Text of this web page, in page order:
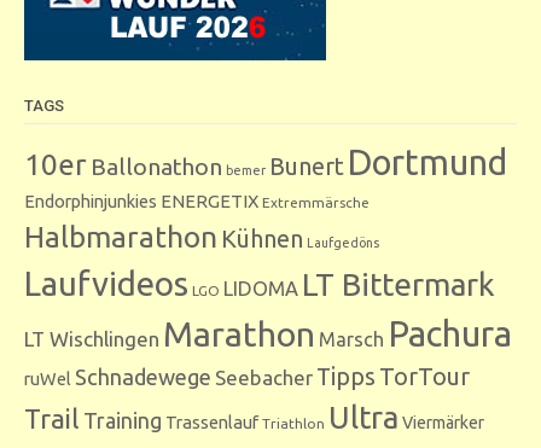
TAGS
10er Ballonathon bemer Bunert Dortmund
Endorphinjunkies ENERGETIX Extremmärsche
Halbmarathon Kühnen Laufgedöns
Laufvideos LGO LIDOMA LT Bittermark
LT Wischlingen Marathon Marsch Pachura
ruWel Schnadewege Seebacher Tipps TorTour
Trail Training Trassenlauf Triathlon Ultra Viermärker